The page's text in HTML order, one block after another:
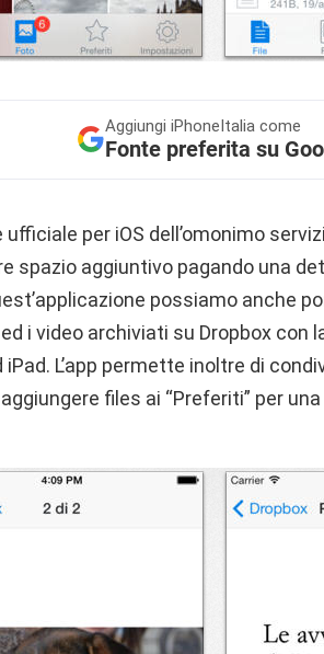
Aggiungi iPhoneItalia come
Fonte preferita su
ufficiale per iOS dell’omonimo
spazio aggiuntivo pagando una
possiamo anche
i video archiviati su Dropbox con
L’app permette inoltre di
files ai “Preferiti” per